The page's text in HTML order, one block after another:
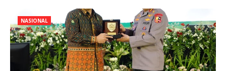
NASIONAL